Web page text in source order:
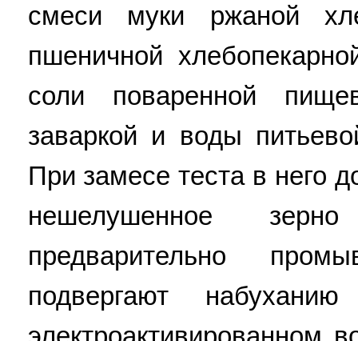
смеси муки ржаной
пшеничной
соли поваренной
заваркой и воды
При замесе теста в него
нешелушенное
предварительно
подвергают